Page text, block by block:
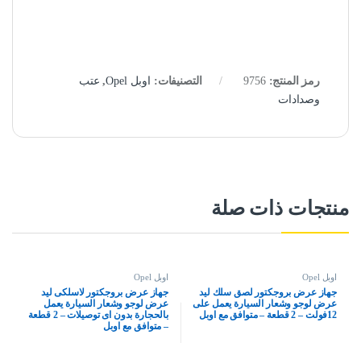
رمز المنتج:9756 التصنيفات: اوبل Opel , عتب
وصدادات
منتجات ذات صلة
اوبل Opel
جهاز عرض بروجكتور لصق سلك ليد
عرض لوجو وشعار السيارة يعمل على
12فولت – 2 قطعة – متوافق مع اوبل
اوبل Opel
جهاز عرض بروجكتور لاسلكى ليد
عرض لوجو وشعار السيارة يعمل
بالحجارة بدون اى توصيلات – 2 قطعة
– متوافق مع اوبل